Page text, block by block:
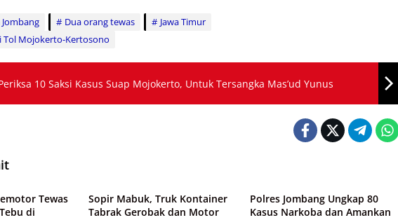
Dua orang tewas
Jawa Timur
Tol Mojokerto-Kertosono
10 Saksi Kasus Suap Mojokerto, Untuk Tersangka Mas’ud Yunus
Tewas
di
Sopir Mabuk, Truk Kontainer
Tabrak Gerobak dan Motor
Polres Jombang Ungkap 80
Kasus Narkoba dan Amankan